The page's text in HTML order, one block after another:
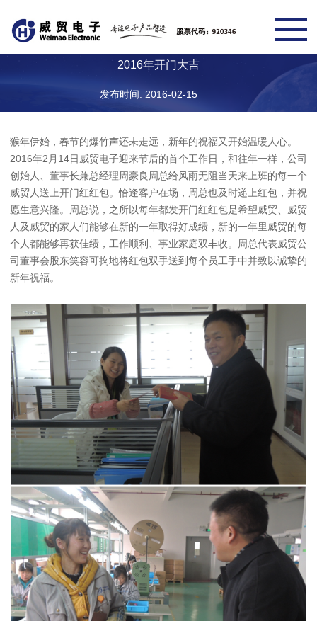
2016年开门大吉
发布时间: 2016-02-15
猴年伊始，春节的爆竹声还未走远，新年的祝福又开始温暖人心。
2016年2月14日威贸电子迎来节后的首个工作日，和往年一样，公司
创始人、董事长兼总经理周豪良周总给风雨无阻当天来上班的每一个
威贸人送上开门红红包。恰逢客户在场，周总也及时递上红包，并祝
愿生意兴隆。周总说，之所以每年都发开门红红包是希望威贸、威贸
人及威贸的家人们能够在新的一年取得好成绩，新的一年里威贸的每
个人都能够再获佳绩，工作顺利、事业家庭双丰收。周总代表威贸公
司董事会股东笑容可掬地将红包双手送到每个员工手中并致以诚挚的
新年祝福。